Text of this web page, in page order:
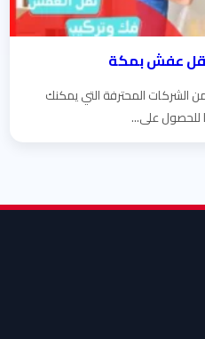
عفش بمكة
المحترفة التي يمكنك
للحصول على...